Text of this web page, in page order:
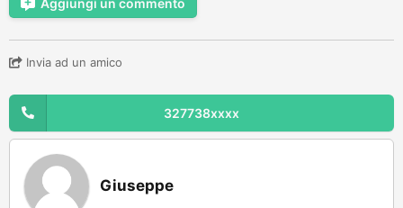
Invia ad un amico
327738xxxx
Giuseppe